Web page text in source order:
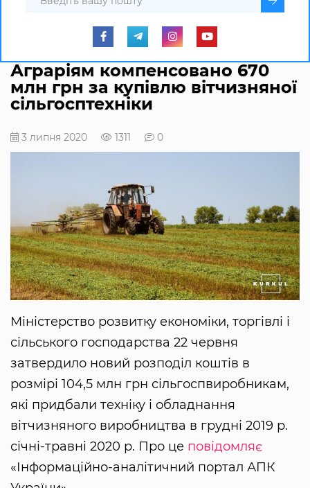
Аграріям компенсовано 670
млн грн за купівлю вітчизняної
сільгосптехніки
3 липня 2020 1311 0
Міністерство розвитку економіки, торгівлі і
сільського господарства 22 червня
затвердило новий розподіл коштів в
розмірі 104,5 млн грн сільгоспвиробникам,
які придбали техніку і обладнання
вітчизняного виробництва в грудні 2019 р.
січні-травні 2020 р. Про це повідомляє
«Інформаційно-аналітичний портал АПК